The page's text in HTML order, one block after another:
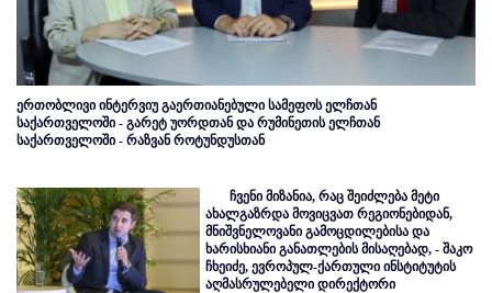
ერთობლივი ინტერვიუ გაერთიანებული სამეფოს ელჩთან
საქართველოში - გარეტ უორდთან და რუმინეთის ელჩთან
საქართველოში - რაზვან როტუნდუსთან
ჩვენი მიზანია, რაც შეიძლება მეტი
ახალგაზრდა მოვიცვათ რეგიონებიდან,
მნიშვნელოვანი გამოცდილებისა და
ხარისხიანი განათლების მისაღებად, - შაკო
ჩხეიძე, ევროპულ-ქართული ინსტიტუტის
აღმასრულებელი დირექტორი